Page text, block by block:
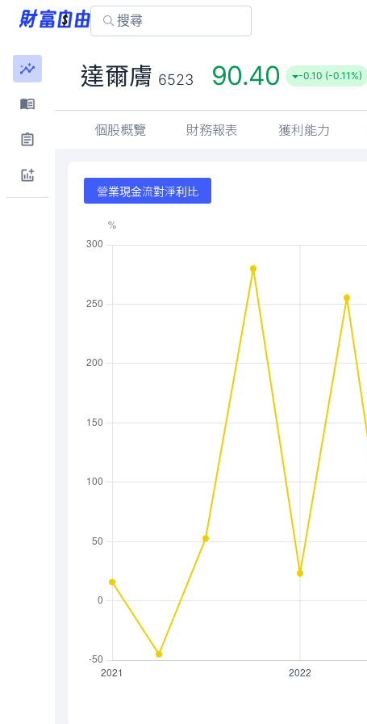
達爾膚 6523 90.40 -0.10 (-0.11%)
個股概覽 財務報表 獲利能力
營業現金流對淨利比